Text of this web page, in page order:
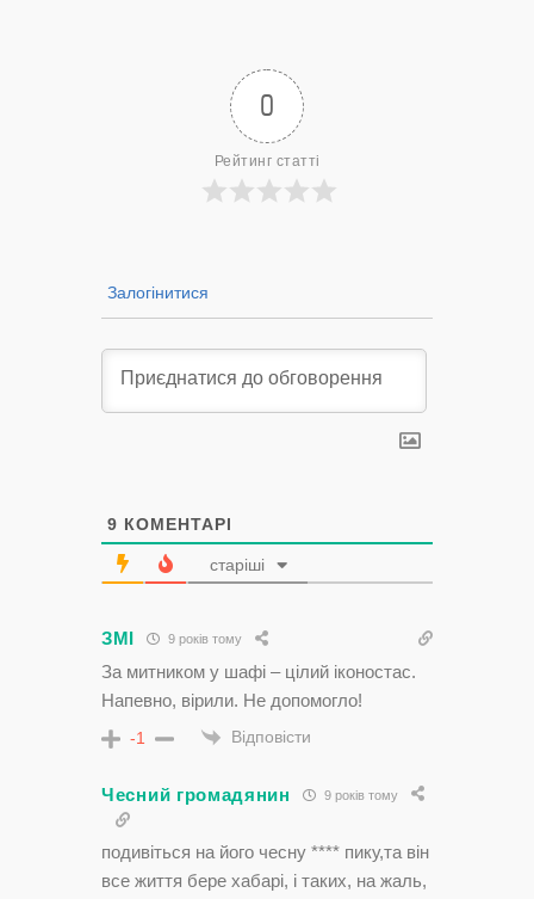
0
Рейтинг статті
Залогінитися
9 КОМЕНТАРІ
старіші
ЗМІ 9 років тому
За митником у шафі – цілий іконостас.
Напевно, вірили. Не допомогло!
-1 Відповісти
Чесний громадянин 9 років тому
подивіться на його чесну **** пику,та він
все життя бере хабарі, і таких, на жаль,